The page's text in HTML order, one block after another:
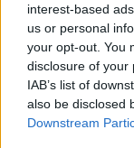
interest-based
us or personal
your opt-out. You
disclosure of your
IAB’s list of
also be disclosed
Downstream
“Il problema che
sindaco – è quello
dell'assistenza ai
specialmente in
orgoglio:
accolto
solo una questione